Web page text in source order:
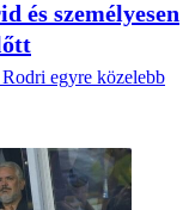
és személyesen
egyre közelebb